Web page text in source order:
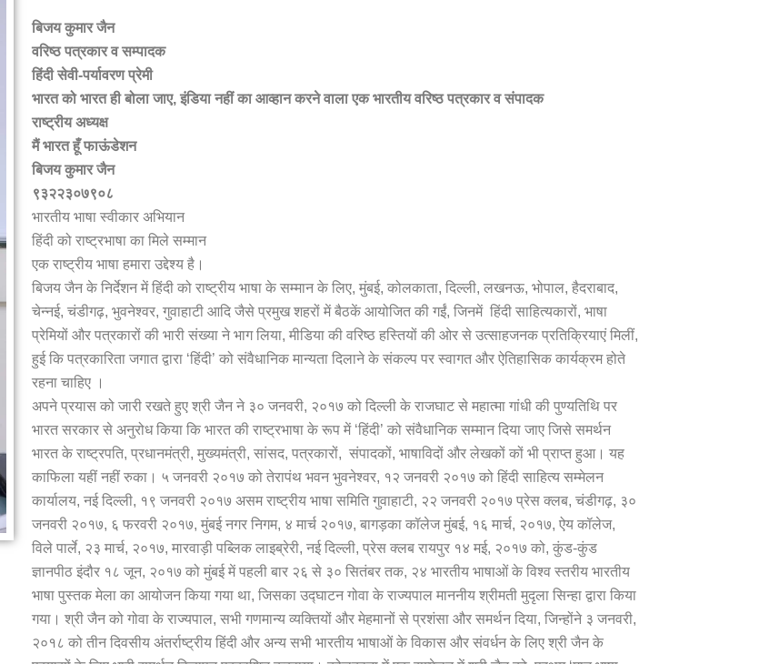
बिजय कुमार जैन
वरिष्ठ पत्रकार व सम्पादक
हिंदी सेवी-पर्यावरण प्रेमी
भारत को भारत ही बोला जाए, इंडिया नहीं का आव्हान करने वाला एक भारतीय वरिष्ठ पत्रकार व संपादक
राष्ट्रीय अध्यक्ष
मैं भारत हूँ फाऊंडेशन
बिजय कुमार जैन
९३२२३०७९०८
भारतीय भाषा स्वीकार अभियान
हिंदी को राष्ट्रभाषा का मिले सम्मान
एक राष्ट्रीय भाषा हमारा उद्देश्य है।
बिजय जैन के निर्देशन में हिंदी को राष्ट्रीय भाषा के सम्मान के लिए, मुंबई, कोलकाता, दिल्ली, लखनऊ, भोपाल, हैदराबाद,
चेन्नई, चंडीगढ़, भुवनेश्वर, गुवाहाटी आदि जैसे प्रमुख शहरों में बैठकें आयोजित की गईं, जिनमें हिंदी साहित्यकारों, भाषा
प्रेमियों और पत्रकारों की भारी संख्या ने भाग लिया, मीडिया की वरिष्ठ हस्तियों की ओर से उत्साहजनक प्रतिक्रियाएं मिलीं,
हुई कि पत्रकारिता जगात द्वारा ‘हिंदी’ को संवैधानिक मान्यता दिलाने के संकल्प पर स्वागत और ऐतिहासिक कार्यक्रम होते
रहना चाहिए ।
अपने प्रयास को जारी रखते हुए श्री जैन ने ३० जनवरी, २०१७ को दिल्ली के राजघाट से महात्मा गांधी की पुण्यतिथि पर
भारत सरकार से अनुरोध किया कि भारत की राष्ट्रभाषा के रूप में ‘हिंदी’ को संवैधानिक सम्मान दिया जाए जिसे समर्थन
भारत के राष्ट्रपति, प्रधानमंत्री, मुख्यमंत्री, सांसद, पत्रकारों, संपादकों, भाषाविदों और लेखकों कों भी प्राप्त हुआ। यह
काफिला यहीं नहीं रुका। ५ जनवरी २०१७ को तेरापंथ भवन भुवनेश्वर, १२ जनवरी २०१७ को हिंदी साहित्य सम्मेलन
कार्यालय, नई दिल्ली, १९ जनवरी २०१७ असम राष्ट्रीय भाषा समिति गुवाहाटी, २२ जनवरी २०१७ प्रेस क्लब, चंडीगढ़, ३०
जनवरी २०१७, ६ फरवरी २०१७, मुंबई नगर निगम, ४ मार्च २०१७, बागड़का कॉलेज मुंबई, १६ मार्च, २०१७, ऐय कॉलेज,
विले पार्ले, २३ मार्च, २०१७, मारवाड़ी पब्लिक लाइब्रेरी, नई दिल्ली, प्रेस क्लब रायपुर १४ मई, २०१७ को, कुंड-कुंड
ज्ञानपीठ इंदौर १८ जून, २०१७ को मुंबई में पहली बार २६ से ३० सितंबर तक, २४ भारतीय भाषाओं के विश्व स्तरीय भारतीय
भाषा पुस्तक मेला का आयोजन किया गया था, जिसका उद्घाटन गोवा के राज्यपाल माननीय श्रीमती मुदृला सिन्हा द्वारा किया
गया। श्री जैन को गोवा के राज्यपाल, सभी गणमान्य व्यक्तियों और मेहमानों से प्रशंसा और समर्थन दिया, जिन्होंने ३ जनवरी,
२०१८ को तीन दिवसीय अंतर्राष्ट्रीय हिंदी और अन्य सभी भारतीय भाषाओं के विकास और संवर्धन के लिए श्री जैन के